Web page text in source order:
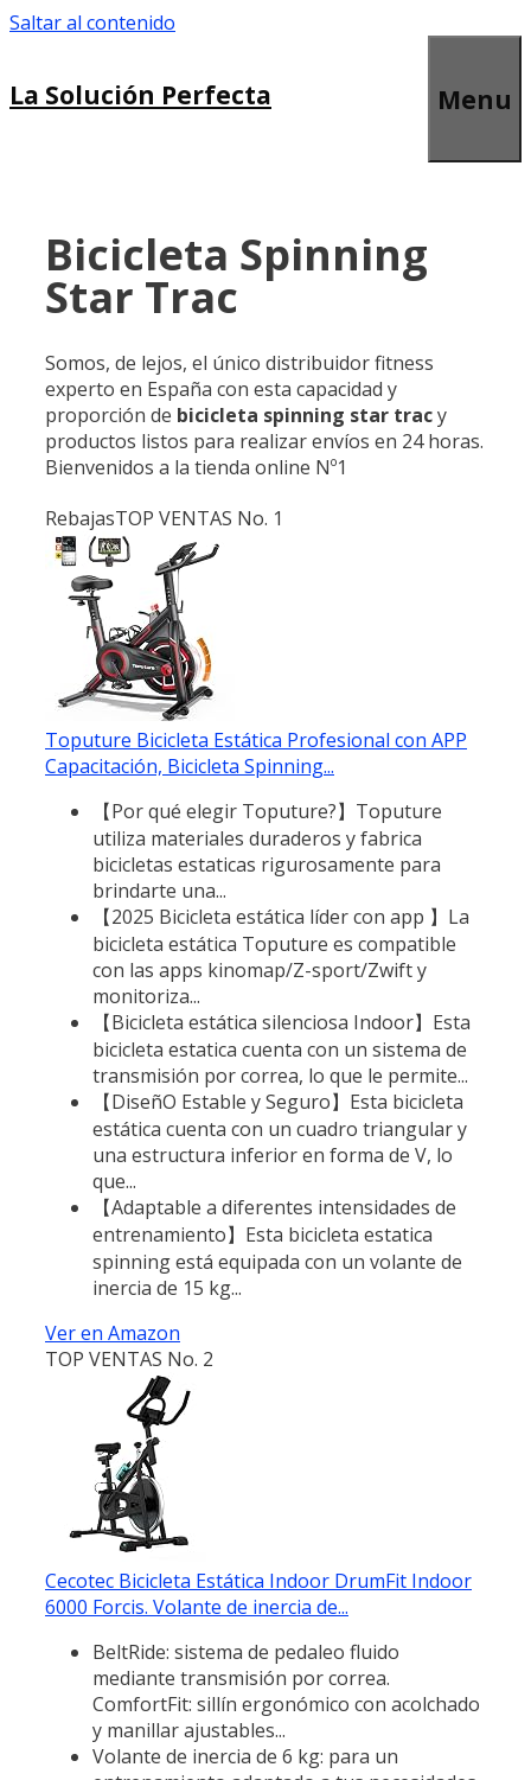
Saltar al contenido
La Solución Perfecta Menu
Bicicleta Spinning
Star Trac
Somos, de lejos, el único distribuidor fitness
experto en España con esta capacidad y
proporción de bicicleta spinning star tracy
productos listos para realizar envíos en 24 horas.
Bienvenidos a la tienda online Nº1
RebajasTOP VENTAS No. 1
Toputure Bicicleta Estática Profesional con APP
Capacitación, Bicicleta Spinning...
【Por qué elegir Toputure?】Toputure
utiliza materiales duraderos y fabrica
bicicletas estaticas rigurosamente para
brindarte una...
【2025 Bicicleta estática líder con app 】La
bicicleta estática Toputure es compatible
con las apps kinomap/Z-sport/Zwift y
monitoriza...
【Bicicleta estática silenciosa Indoor】Esta
bicicleta estatica cuenta con un sistema de
transmisión por correa, lo que le permite...
【DiseñO Estable y Seguro】Esta bicicleta
estática cuenta con un cuadro triangular y
una estructura inferior en forma de V, lo
que...
【Adaptable a diferentes intensidades de
entrenamiento】Esta bicicleta estatica
spinning está equipada con un volante de
inercia de 15 kg...
Ver en Amazon
TOP VENTAS No. 2
Cecotec Bicicleta Estática Indoor DrumFit Indoor
6000 Forcis. Volante de inercia de...
BeltRide: sistema de pedaleo fluido
mediante transmisión por correa.
ComfortFit: sillín ergonómico con acolchado
y manillar ajustables...
Volante de inercia de 6 kg: para un